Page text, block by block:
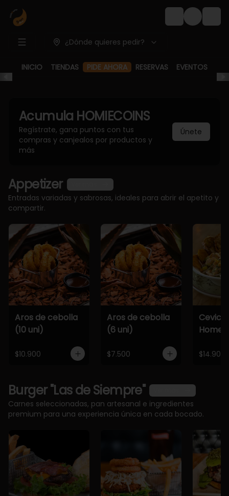
Login
¿Dónde quieres pedir?
INICIO TIENDAS
PIDE AHORA
RESERVAS EVENTOS
Acumula HOMIECOINS
Regístrate, gana puntos con tus
compras y canjealos por productos y
más
Únete
Appetizer
Entradas variadas y sabrosas, ideales para abrir el apetito y
compartir.
Aros de cebolla
(10 uni)
$10.900
Aros de cebolla
(6 uni)
$7.500
Home
$14.900
Burger "Las de Siempre"
Carnes seleccionadas, pan artesanal e ingredientes
premium para una experiencia única en cada bocado.